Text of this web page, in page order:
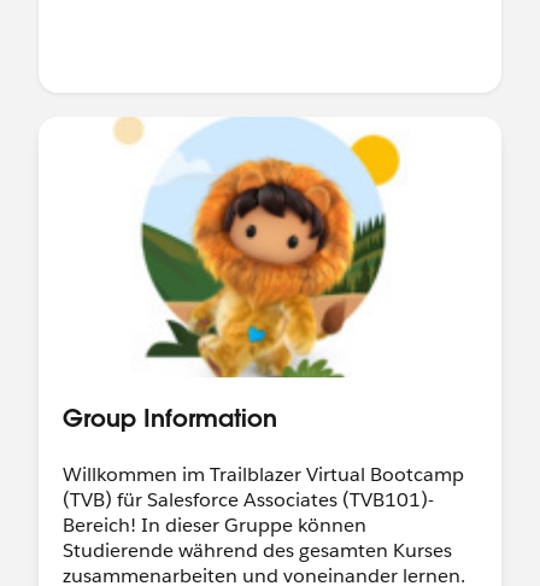
Group Information
Willkommen im Trailblazer Virtual Bootcamp
(TVB) für Salesforce Associates (TVB101)-
Bereich! In dieser Gruppe können
Studierende während des gesamten Kurses
zusammenarbeiten und voneinander lernen.